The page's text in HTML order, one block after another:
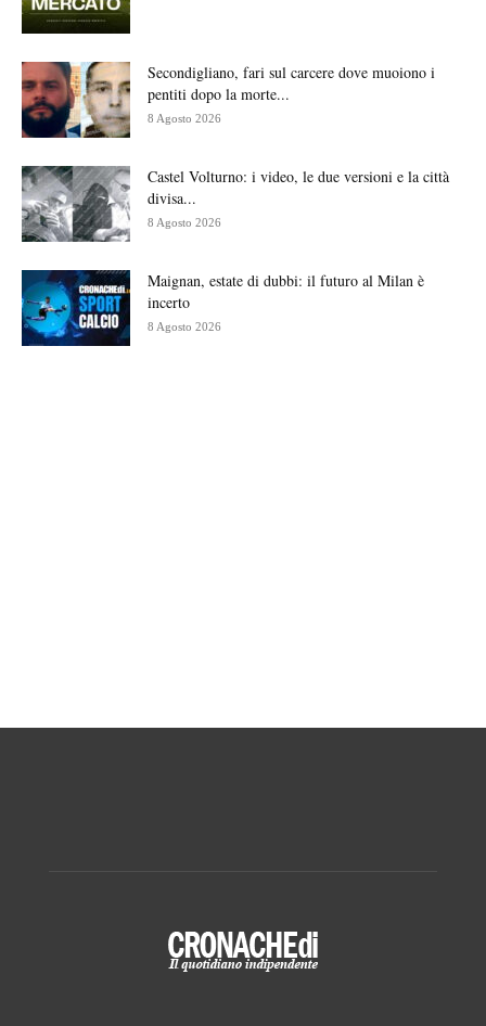
Secondigliano, fari sul carcere dove muoiono i
pentiti dopo la morte...
8 Agosto 2026
Castel Volturno: i video, le due versioni e la città
divisa...
8 Agosto 2026
Maignan, estate di dubbi: il futuro al Milan è
incerto
8 Agosto 2026